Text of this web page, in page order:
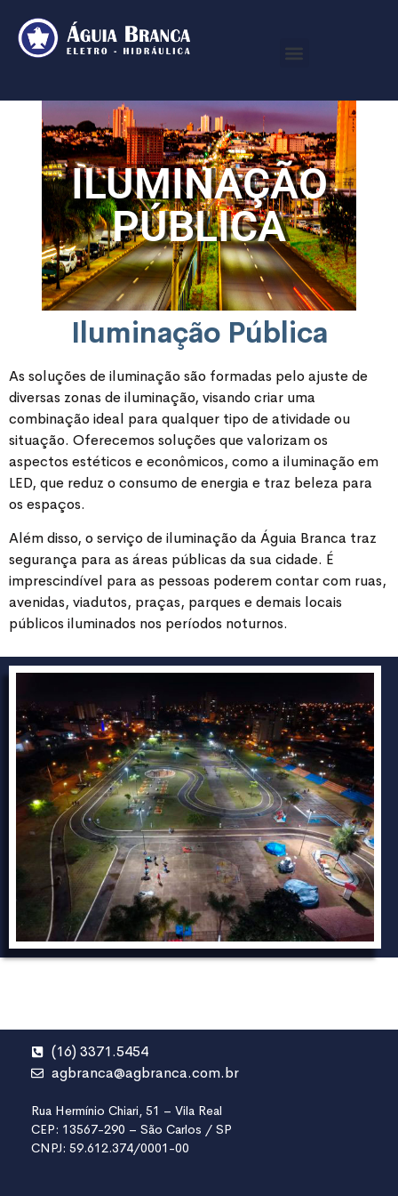
ILUMINAÇÃO
PÚBLICA
Iluminação Pública
As soluções de iluminação são formadas pelo ajuste de
diversas zonas de iluminação, visando criar uma
combinação ideal para qualquer tipo de atividade ou
situação. Oferecemos soluções que valorizam os
aspectos estéticos e econômicos, como a iluminação em
LED, que reduz o consumo de energia e traz beleza para
os espaços.
Além disso, o serviço de iluminação da Águia Branca traz
segurança para as áreas públicas da sua cidade. É
imprescindível para as pessoas poderem contar com ruas,
avenidas, viadutos, praças, parques e demais locais
públicos iluminados nos períodos noturnos.
(16) 3371.5454
agbranca@agbranca.com.br
Rua Hermínio Chiari, 51 – Vila Real
CEP: 13567-290 – São Carlos / SP
CNPJ: 59.612.374/0001-00